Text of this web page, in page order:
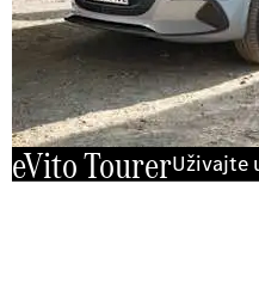
eVito TourerUživajte